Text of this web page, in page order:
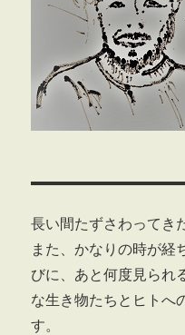
長い間たずさわってき
また、かなりの時が経
びに、あと何度見られ
な生き物たちとヒトへ
す。